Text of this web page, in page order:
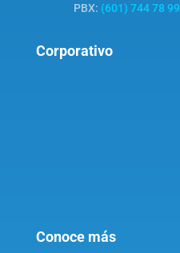
PBX: (601) 744 78 99
Corporativo
Conoce más